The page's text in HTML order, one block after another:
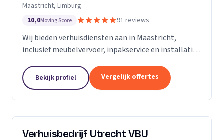
Maastricht, Limburg
10,0Moving Score 91 reviews
Wij bieden verhuisdiensten aan in Maastricht,
inclusief meubelvervoer, inpakservice en installatie
Bekijk profiel Vergelijk offertes
Verhuisbedrijf Utrecht VBU